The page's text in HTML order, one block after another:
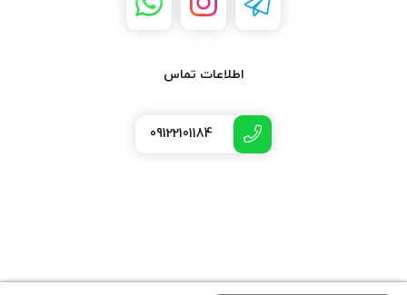
اطلاعات تماس
09122101184